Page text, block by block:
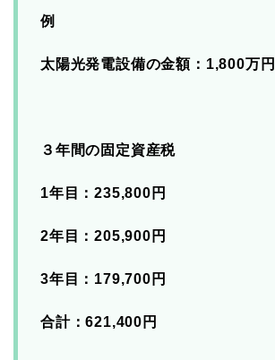
例
太陽光発電設備の金額：1,800万円
３年間の固定資産税
1年目：235,800円
2年目：205,900円
3年目：179,700円
合計：621,400円